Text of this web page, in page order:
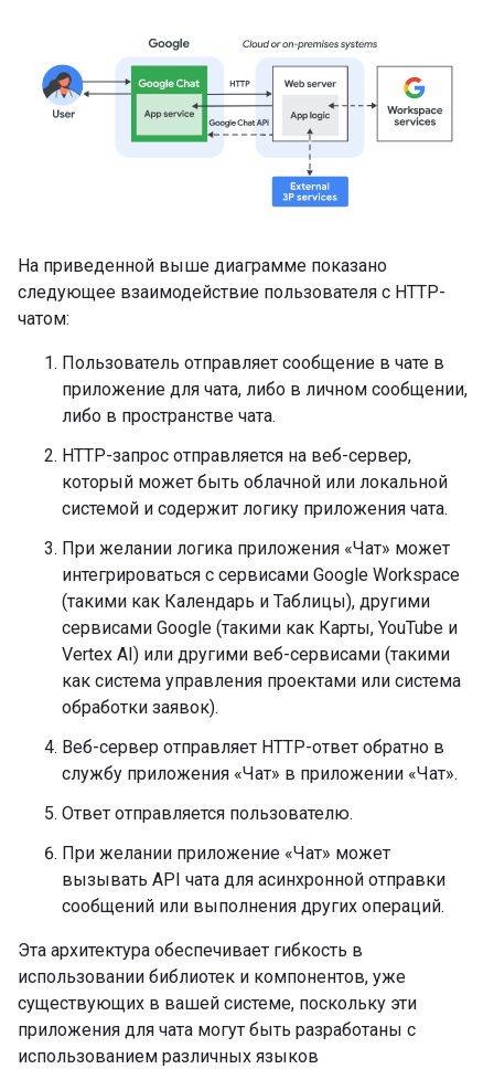
На приведенной выше диаграмме показано
следующее взаимодействие пользователя с HTTP-
чатом:
Пользователь отправляет сообщение в чате в
приложение для чата, либо в личном сообщении,
либо в пространстве чата.
HTTP-запрос отправляется на веб-сервер,
который может быть облачной или локальной
системой и содержит логику приложения чата.
При желании логика приложения «Чат» может
интегрироваться с сервисами Google Workspace
(такими как Календарь и Таблицы), другими
сервисами Google (такими как Карты, YouTube и
Vertex AI) или другими веб-сервисами (такими
как система управления проектами или система
обработки заявок).
Веб-сервер отправляет HTTP-ответ обратно в
службу приложения «Чат» в приложении «Чат».
Ответ отправляется пользователю.
При желании приложение «Чат» может
вызывать API чата для асинхронной отправки
сообщений или выполнения других операций.
Эта архитектура обеспечивает гибкость в
использовании библиотек и компонентов, уже
существующих в вашей системе, поскольку эти
приложения для чата могут быть разработаны с
использованием различных языков